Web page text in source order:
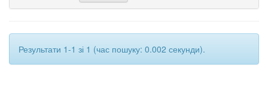
Результати 1-1 зі 1 (час пошуку: 0.002 секунди).